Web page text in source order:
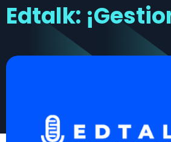
Edtalk: